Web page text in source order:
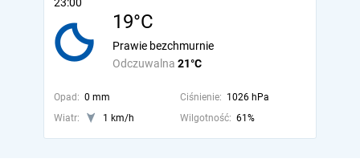
19°C
Odczuwalna 21°C
Prawie bezchmurnie
Opad: 0 mm Ciśnienie: 1026 hPa
Wiatr:
1 km/h Wilgotność: 61%